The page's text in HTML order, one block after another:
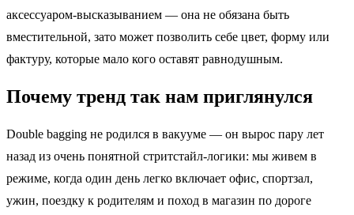
аксессуаром‑высказыванием — она не обязана быть
вместительной, зато может позволить себе цвет, форму или
фактуру, которые мало кого оставят равнодушным.
Почему тренд так нам приглянулся
Double bagging не родился в вакууме — он вырос пару лет
назад из очень понятной стритстайл-логики: мы живем в
режиме, когда один день легко включает офис, спортзал,
ужин, поездку к родителям и поход в магазин по дороге